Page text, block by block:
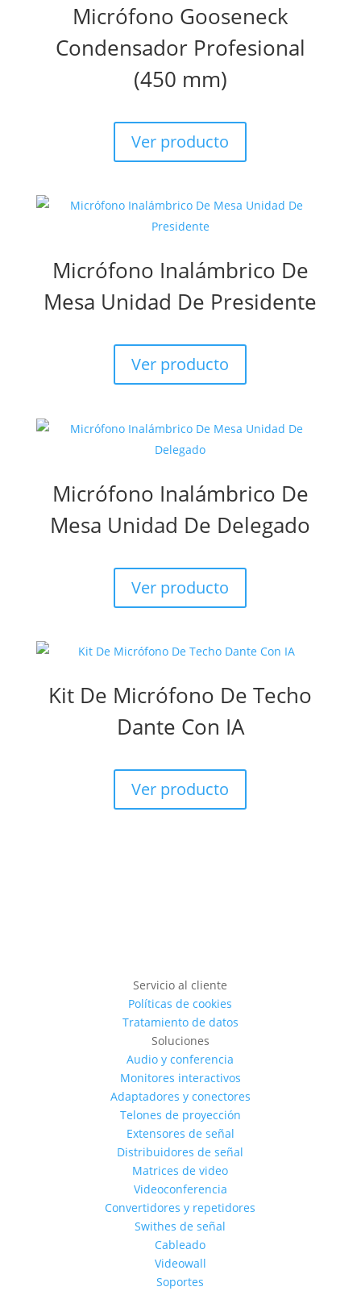
Micrófono Gooseneck
Condensador Profesional
(450 mm)
Ver producto
Micrófono Inalámbrico De
Mesa Unidad De Presidente
Ver producto
Micrófono Inalámbrico De
Mesa Unidad De Delegado
Ver producto
Kit De Micrófono De Techo
Dante Con IA
Ver producto
Servicio al cliente
Políticas de cookies
Tratamiento de datos
Soluciones
Audio y conferencia
Monitores interactivos
Adaptadores y conectores
Telones de proyección
Extensores de señal
Distribuidores de señal
Matrices de video
Videoconferencia
Convertidores y repetidores
Swithes de señal
Cableado
Videowall
Soportes